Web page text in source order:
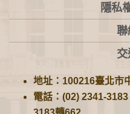
隱私
聯
地址：100216臺北市
電話：(02) 2341-